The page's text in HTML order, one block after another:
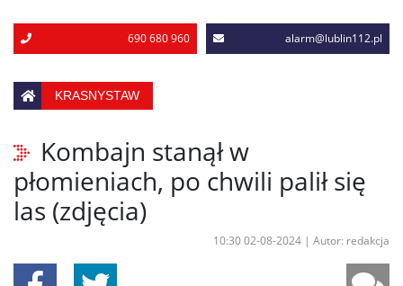
690 680 960 alarm@lublin112.pl
KRASNYSTAW
Kombajn stanął w
płomieniach, po chwili palił się
las (zdjęcia)
10:30 02-08-2024 | Autor: redakcja